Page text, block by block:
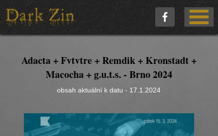
Adacta + Fvtvtre + Remdik + Kronstadt +
Macocha + g.u.t.s. - Brno 2024
obsah aktuální k datu - 17.1.2024